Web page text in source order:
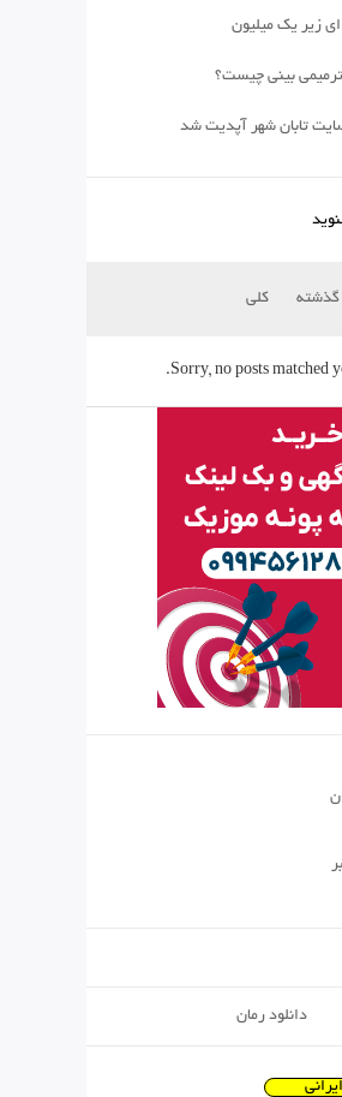
زیر یک میلیون
بینی چیست؟
تابان شهر آپدیت شد
گذشته کلی
Sorry, no posts matched
دانلود رمان